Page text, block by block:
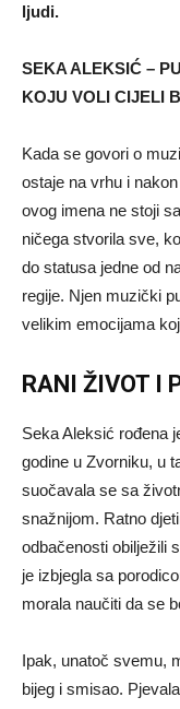
ljudi.
SEKA ALEKSIĆ –
KOJU VOLI CIJELI
Kada se govori o
ostaje na vrhu i
ovog imena ne stoji
ničega stvorila sve,
do statusa jedne od
regije. Njen muzički
velikim emocijama
RANI ŽIVOT I
Seka Aleksić rođena
godine u Zvorniku, u
suočavala se sa
snažnijom. Ratno
odbačenosti obilježili
je izbjegla sa
morala naučiti da se
Ipak, unatoč svemu,
bijeg i smisao.